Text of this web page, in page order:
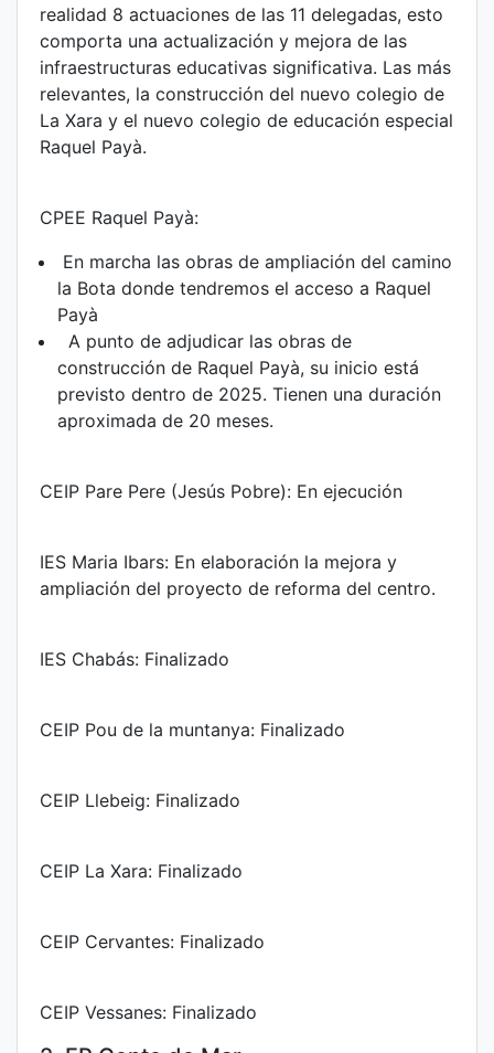
realidad 8 actuaciones de las 11 delegadas, esto
comporta una actualización y mejora de las
infraestructuras educativas significativa. Las más
relevantes, la construcción del nuevo colegio de
La Xara y el nuevo colegio de educación especial
Raquel Payà.
CPEE Raquel Payà:
En marcha las obras de ampliación del camino
la Bota donde tendremos el acceso a Raquel
Payà
A punto de adjudicar las obras de
construcción de Raquel Payà, su inicio está
previsto dentro de 2025. Tienen una duración
aproximada de 20 meses.
CEIP Pare Pere (Jesús Pobre): En ejecución
IES Maria Ibars: En elaboración la mejora y
ampliación del proyecto de reforma del centro.
IES Chabás: Finalizado
CEIP Pou de la muntanya: Finalizado
CEIP Llebeig: Finalizado
CEIP La Xara: Finalizado
CEIP Cervantes: Finalizado
CEIP Vessanes: Finalizado